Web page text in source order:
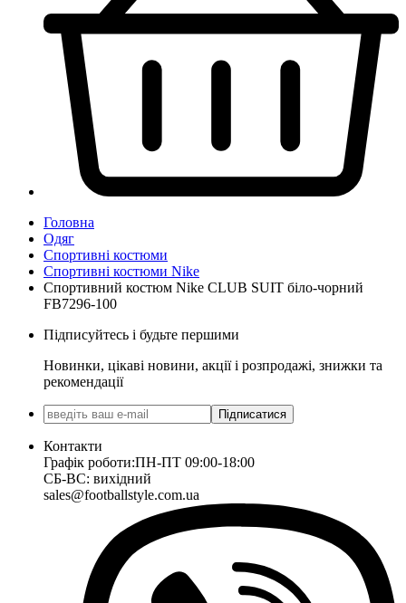
Головна
Одяг
Спортивні костюми
Спортивні костюми Nike
Спортивний костюм Nike CLUB SUIT біло-чорний
FB7296-100
Підписуйтесь і будьте першими
Новинки, цікаві новини, акції і розпродажі, знижки та
рекомендації
Підписатися
Контакти
Графік роботи:ПН-ПТ 09:00-18:00
СБ-ВС: вихідний
sales@footballstyle.com.ua